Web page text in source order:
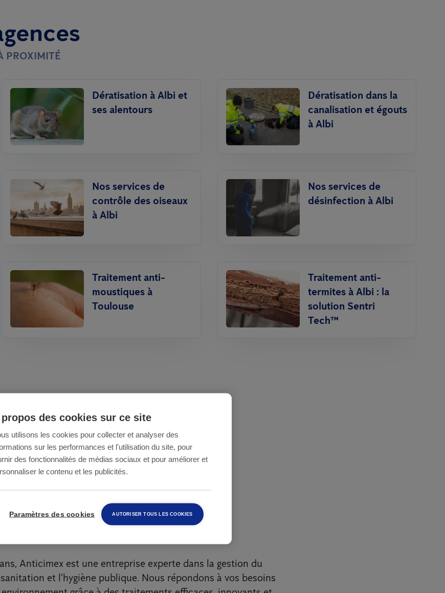
PROXIMITÉ
Dératisation à Albi et
ses alentours
Dératisation dans la
canalisation et égouts
à Albi
Nos services de
contrôle des oiseaux
à Albi
Nos services de
désinfection à Albi
Traitement anti-
moustiques à
Toulouse
Traitement anti-
termites à Albi : la
solution Sentri
Tech™
nous ?
Anticimex est une entreprise experte dans la gestion du
et l'hygiène publique. Nous répondons à vos besoins
propos des cookies sur ce site
utilisons les cookies pour collecter et analyser des
sur les performances et l'utilisation du site, pour
des fonctionnalités de médias sociaux et pour améliorer et
le contenu et les publicités.
Paramètres des cookies AUTORISER TOUS LES COOKIES